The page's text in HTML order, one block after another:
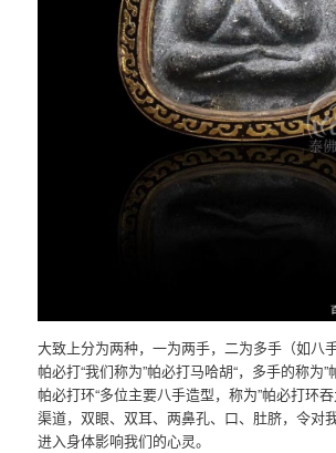
大致上分为两种，一为两手，二为多手（如八
帕必打“我们称为”帕必打马哈胡“，多手的称为”
帕必打环“多位主要八手造型，称为”帕必打环
渠道，双眼、双耳、两鼻孔、口、肚脐，令对
进入身体影响我们的心灵。